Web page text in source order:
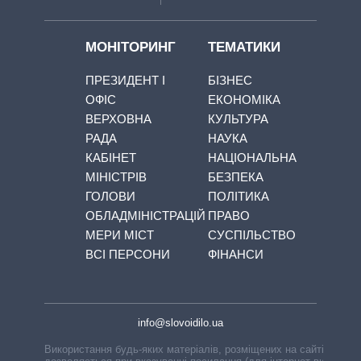
МОНІТОРИНГ
ПРЕЗИДЕНТ І
ОФІС
ВЕРХОВНА
РАДА
КАБІНЕТ
МІНІСТРІВ
ГОЛОВИ
ОБЛАДМІНІСТРАЦІЙ
МЕРИ МІСТ
ВСІ ПЕРСОНИ
ТЕМАТИКИ
БІЗНЕС
ЕКОНОМІКА
КУЛЬТУРА
НАУКА
НАЦІОНАЛЬНА
БЕЗПЕКА
ПОЛІТИКА
ПРАВО
СУСПІЛЬСТВО
ФІНАНСИ
info@slovoidilo.ua
Використання будь-яких матеріалів, розміщених на сайті,